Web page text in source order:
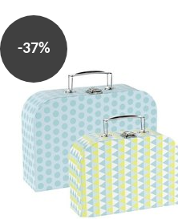
-37%